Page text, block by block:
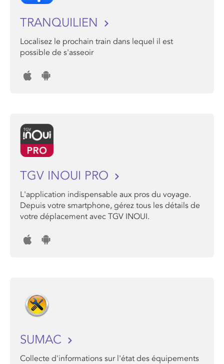
TRANQUILIEN
Localisez le prochain train dans lequel il est
possible de s'asseoir
TGV INOUI PRO
L'application indispensable aux pros du voyage.
Depuis votre smartphone, gérez tous les détails de
votre déplacement avec TGV INOUI.
SUMAC
Collecte d'informations sur l'état des équipements